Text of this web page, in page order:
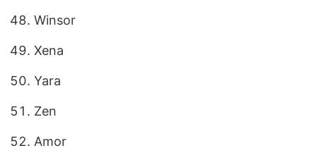
Winsor
Xena
Yara
Zen
Amor